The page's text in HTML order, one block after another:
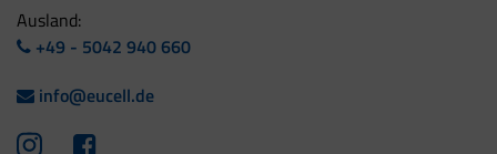
Ausland:
+49 - 5042 940 660
info@eucell.de